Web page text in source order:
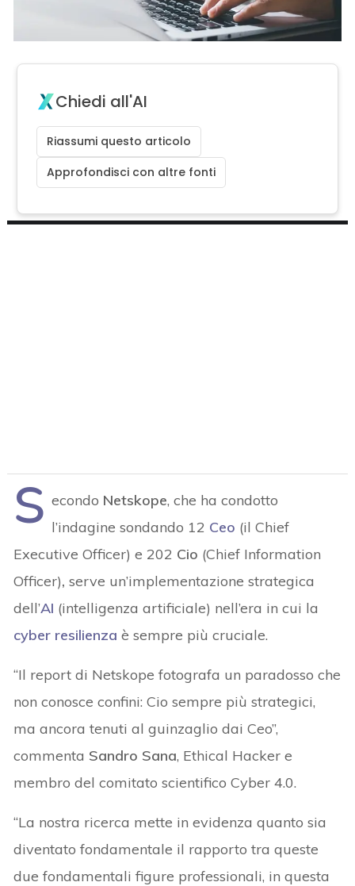
Chiedi all'AI
Riassumi questo articolo
Approfondisci con altre fonti
S econdo Netskope, che ha condotto
l’indagine sondando 12 Ceo (il Chief
Executive Officer) e 202 Cio (Chief Information
Officer),serve un’implementazione strategica
dell’AI (intelligenza artificiale) nell’era in cui la
cyber resilienza è sempre più cruciale.
“Il report di Netskope fotografa un paradosso che
non conosce confini: Cio sempre più strategici,
ma ancora tenuti al guinzaglio dai Ceo”,
commenta Sandro Sana, Ethical Hacker e
membro del comitato scientifico Cyber 4.0.
“La nostra ricerca mette in evidenza quanto sia
diventato fondamentale il rapporto tra queste
due fondamentali figure professionali, in questa